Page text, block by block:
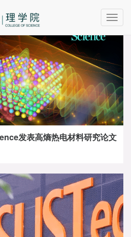
发表高熵热电材料研究论文